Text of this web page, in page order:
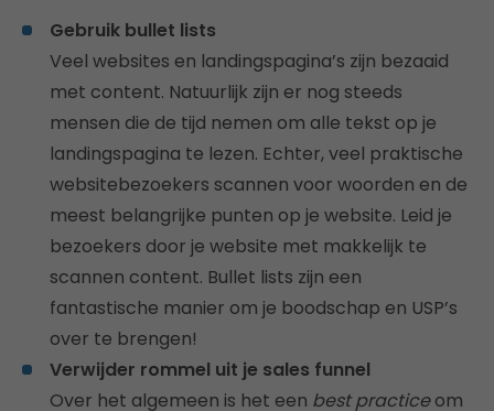
Gebruik bullet lists
Veel websites en landingspagina’s zijn bezaaid
met content. Natuurlijk zijn er nog steeds
mensen die de tijd nemen om alle tekst op je
landingspagina te lezen. Echter, veel praktische
websitebezoekers scannen voor woorden en de
meest belangrijke punten op je website. Leid je
bezoekers door je website met makkelijk te
scannen content. Bullet lists zijn een
fantastische manier om je boodschap en USP’s
over te brengen!
Verwijder rommel uit je sales funnel
Over het algemeen is het een best practiceom